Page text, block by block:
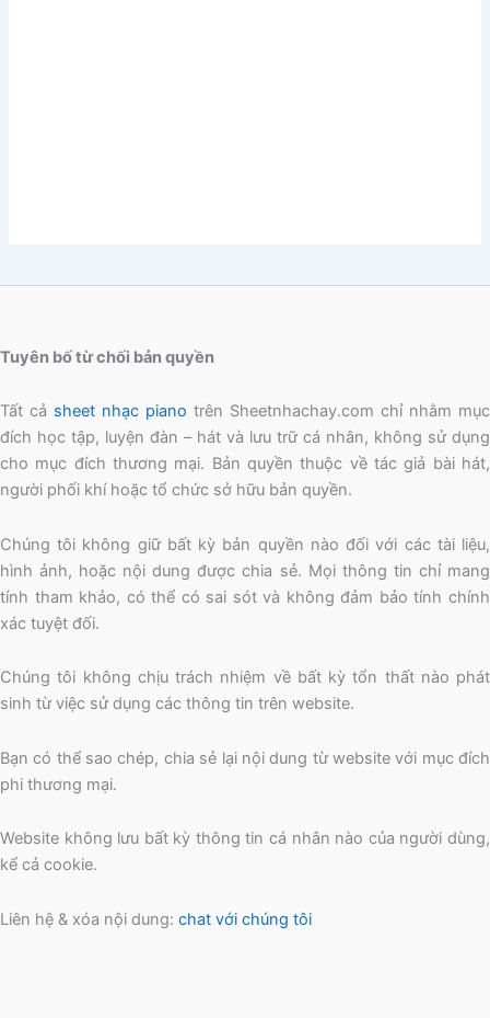
Tuyên bố từ chối bản quyền
Tất cả sheet nhạc piano trên Sheetnhachay.com chỉ nhằm mục
đích học tập, luyện đàn – hát và lưu trữ cá nhân, không sử dụng
cho mục đích thương mại. Bản quyền thuộc về tác giả bài hát,
người phối khí hoặc tổ chức sở hữu bản quyền.
Chúng tôi không giữ bất kỳ bản quyền nào đối với các tài liệu,
hình ảnh, hoặc nội dung được chia sẻ. Mọi thông tin chỉ mang
tính tham khảo, có thể có sai sót và không đảm bảo tính chính
xác tuyệt đối.
Chúng tôi không chịu trách nhiệm về bất kỳ tổn thất nào phát
sinh từ việc sử dụng các thông tin trên website.
Bạn có thể sao chép, chia sẻ lại nội dung từ website với mục đích
phi thương mại.
Website không lưu bất kỳ thông tin cá nhân nào của người dùng,
kể cả cookie.
Liên hệ & xóa nội dung: chat với chúng tôi